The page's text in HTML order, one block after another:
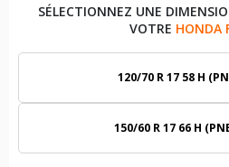
SÉLECTIONNEZ UNE
VOTRE HONDA
120/70 R 17 58 H
150/60 R 17 66 H